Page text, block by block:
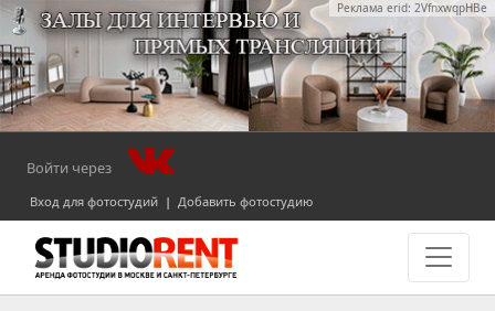
Реклама erid: 2VfnxwqpHBe
Войти через
Вход для фотостудий | Добавить фотостудию